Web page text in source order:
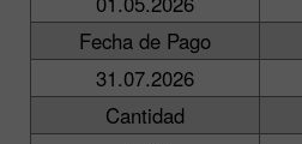
Fecha de Pago
31.07.2026
Cantidad